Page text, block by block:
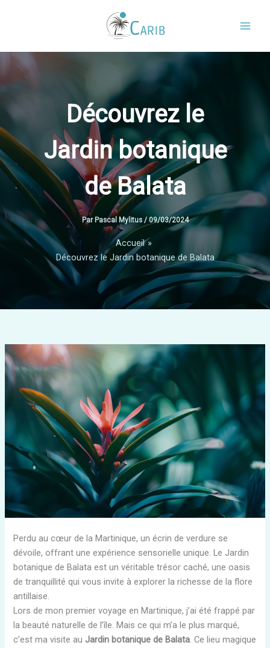
Découvrez le
Jardin botanique
de Balata
Par Pascal Mylitus / 09/03/2024
Accueil
Découvrez le Jardin botanique de Balata
Perdu au cœur de la Martinique, un écrin de verdure se
dévoile, offrant une expérience sensorielle unique. Le Jardin
botanique de Balata est un véritable trésor caché, une oasis
de tranquillité qui vous invite à explorer la richesse de la flore
antillaise.
Lors de mon premier voyage en Martinique, j’ai été frappé par
la beauté naturelle de l’île. Mais ce qui m’a le plus marqué,
c’est ma visite au Jardin botanique de Balata. Ce lieu magique